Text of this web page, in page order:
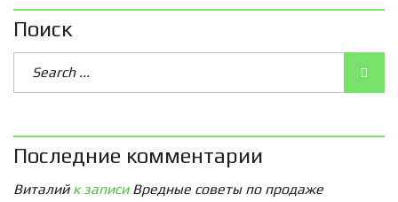
Поиск
Последние комментарии
Виталийк записи Вредные советы по продаже